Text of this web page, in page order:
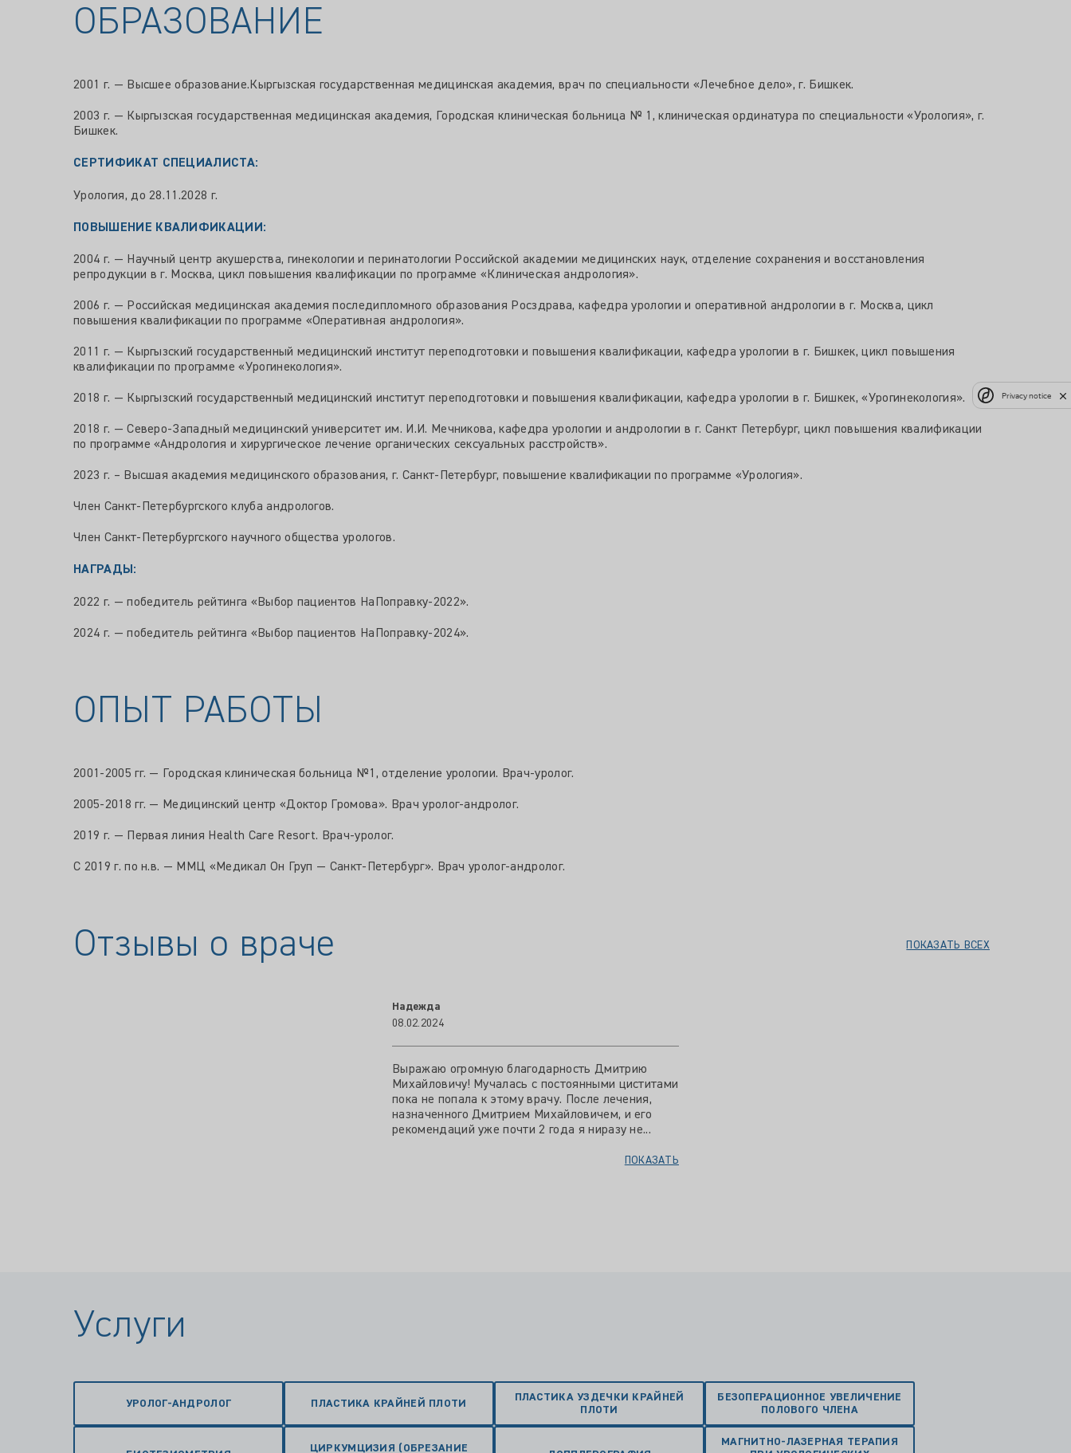
ОБРАЗОВАНИЕ
2001 г. — Высшее образование.Кыргызская государственная медицинская академия, врач по специальности «Лечебное дело», г. Бишкек.
2003 г. — Кыргызская государственная медицинская академия, Городская клиническая больница № 1, клиническая ординатура по специальности «Урология», г.
Бишкек.
СЕРТИФИКАТ СПЕЦИАЛИСТА:
Урология, до 28.11.2028 г.
ПОВЫШЕНИЕ КВАЛИФИКАЦИИ:
2004 г. — Научный центр акушерства, гинекологии и перинатологии Российской академии медицинских наук, отделение сохранения и восстановления
репродукции в г. Москва, цикл повышения квалификации по программе «Клиническая андрология».
2006 г. — Российская медицинская академия последипломного образования Росздрава, кафедра урологии и оперативной андрологии в г. Москва, цикл
повышения квалификации по программе «Оперативная андрология».
2011 г. — Кыргызский государственный медицинский институт переподготовки и повышения квалификации, кафедра урологии в г. Бишкек, цикл повышения
квалификации по программе «Урогинекология».
2018 г. — Кыргызский государственный медицинский институт переподготовки и повышения квалификации, кафедра урологии в г. Бишкек, «Урогинекология».
2018 г. — Северо-Западный медицинский университет им. И.И. Мечникова, кафедра урологии и андрологии в г. Санкт Петербург, цикл повышения квалификации
по программе «Андрология и хирургическое лечение органических сексуальных расстройств».
2023 г. – Высшая академия медицинского образования, г. Санкт-Петербург, повышение квалификации по программе «Урология».
Член Санкт-Петербургского клуба андрологов.
Член Санкт-Петербургского научного общества урологов.
НАГРАДЫ:
2022 г. — победитель рейтинга «Выбор пациентов НаПоправку-2022».
2024 г. — победитель рейтинга «Выбор пациентов НаПоправку-2024».
ОПЫТ РАБОТЫ
2001-2005 гг. — Городская клиническая больница №1, отделение урологии. Врач-уролог.
2005-2018 гг. — Медицинский центр «Доктор Громова». Врач уролог-андролог.
2019 г. — Первая линия Health Care Resort. Врач-уролог.
С 2019 г. по н.в. — ММЦ «Медикал Он Груп — Санкт-Петербург». Врач уролог-андролог.
Отзывы о враче ПОКАЗАТЬ ВСЕХ
Надежда
08.02.2024
Выражаю огромную благодарность Дмитрию
Михайловичу! Мучалась с постоянными циститами
пока не попала к этому врачу. После лечения,
назначенного Дмитрием Михайловичем, и его
рекомендаций уже почти 2 года я ниразу не...
ПОКАЗАТЬ
Услуги
УРОЛОГ-АНДРОЛОГ ПЛАСТИКА КРАЙНЕЙ ПЛОТИ
ПЛАСТИКА УЗДЕЧКИ КРАЙНЕЙ
ПЛОТИ
БЕЗОПЕРАЦИОННОЕ УВЕЛИЧЕНИЕ
ПОЛОВОГО ЧЛЕНА
ЦИРКУМЦИЗИЯ (ОБРЕЗАНИЕ
МАГНИТНО-ЛАЗЕРНАЯ ТЕРАПИЯ
Privacy notice